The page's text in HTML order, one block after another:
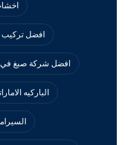
افضل تركيب
افضل شركة صبغ في
الباركيه